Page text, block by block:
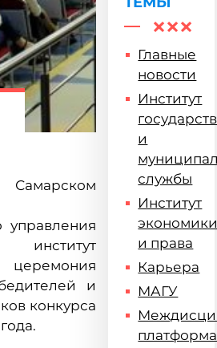
управления
институт
и
конкурса
Главные
новости
Институт
и
службы
Институт
и права
Карьера
МАГУ
платформа